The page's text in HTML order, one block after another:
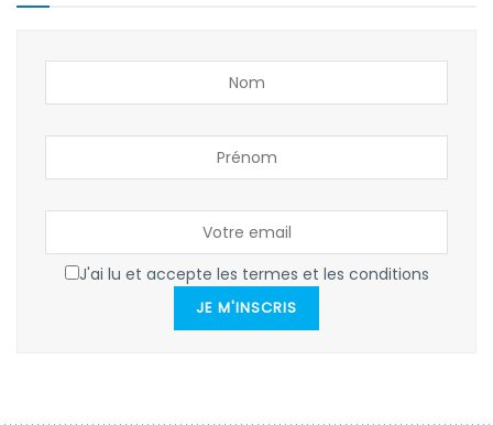
J'ai lu et accepte les termes et les conditions
JE M'INSCRIS